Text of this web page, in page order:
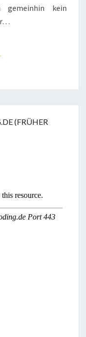
gemeinhin kein
(FRÜHER